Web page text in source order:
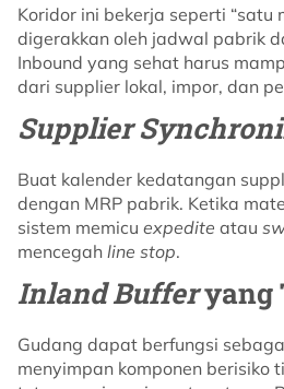
Koridor ini bekerja seperti “satu
digerakkan oleh jadwal pabrik
Inbound yang sehat harus
dari supplier lokal, impor, dan
Supplier
Buat kalender kedatangan
dengan MRP pabrik. Ketika
sistem memicu expedite atau
mencegah line stop.
Inland Bufferyang
Gudang dapat berfungsi
menyimpan komponen berisiko